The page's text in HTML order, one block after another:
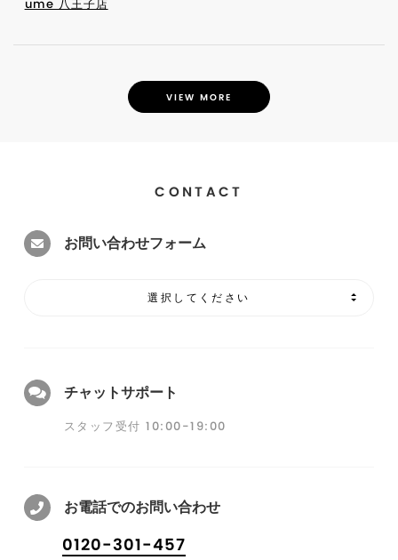
ume 八王子店
VIEW MORE
CONTACT
お問い合わせフォーム
選択してください
チャットサポート
スタッフ受付 10:00-19:00
お電話でのお問い合わせ
0120-301-457